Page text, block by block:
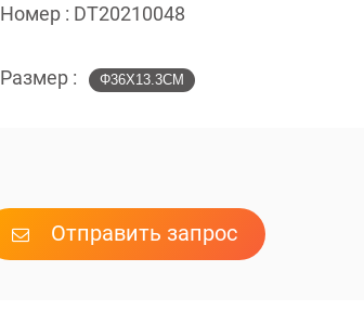
Номер : DT20210048
Размер : Φ36X13.3CM
Отправить запрос